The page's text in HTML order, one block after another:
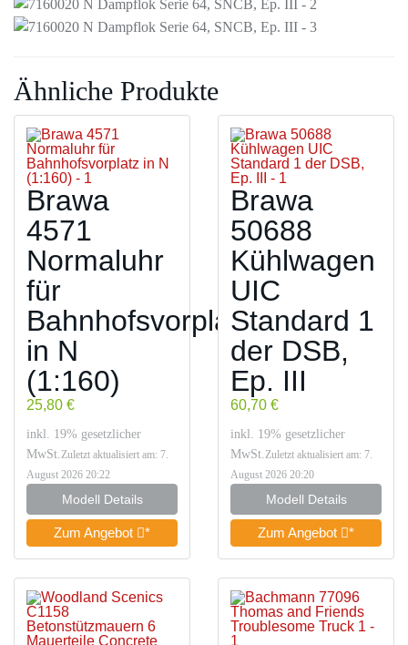
Ähnliche Produkte
Brawa
4571
Normaluhr
für
Bahnhofsvorplatz
in N
(1:160)
25,80 €
inkl. 19% gesetzlicher
MwSt. Zuletzt aktualisiert am: 7.
August 2026 20:22
Modell Details
Zum Angebot *
Brawa
50688
Kühlwagen
UIC
Standard 1
der DSB,
Ep. III
60,70 €
inkl. 19% gesetzlicher
MwSt. Zuletzt aktualisiert am: 7.
August 2026 20:20
Modell Details
Zum Angebot *